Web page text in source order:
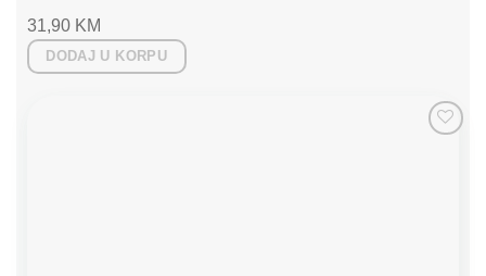
31,90 KM
DODAJ U KORPU